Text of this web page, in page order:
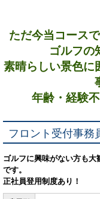
ただ今当コース
ゴルフの
素晴らしい景色に
年齢・経験
フロント受付事務
ゴルフに興味がない方も
です。
正社員登用制度あり！